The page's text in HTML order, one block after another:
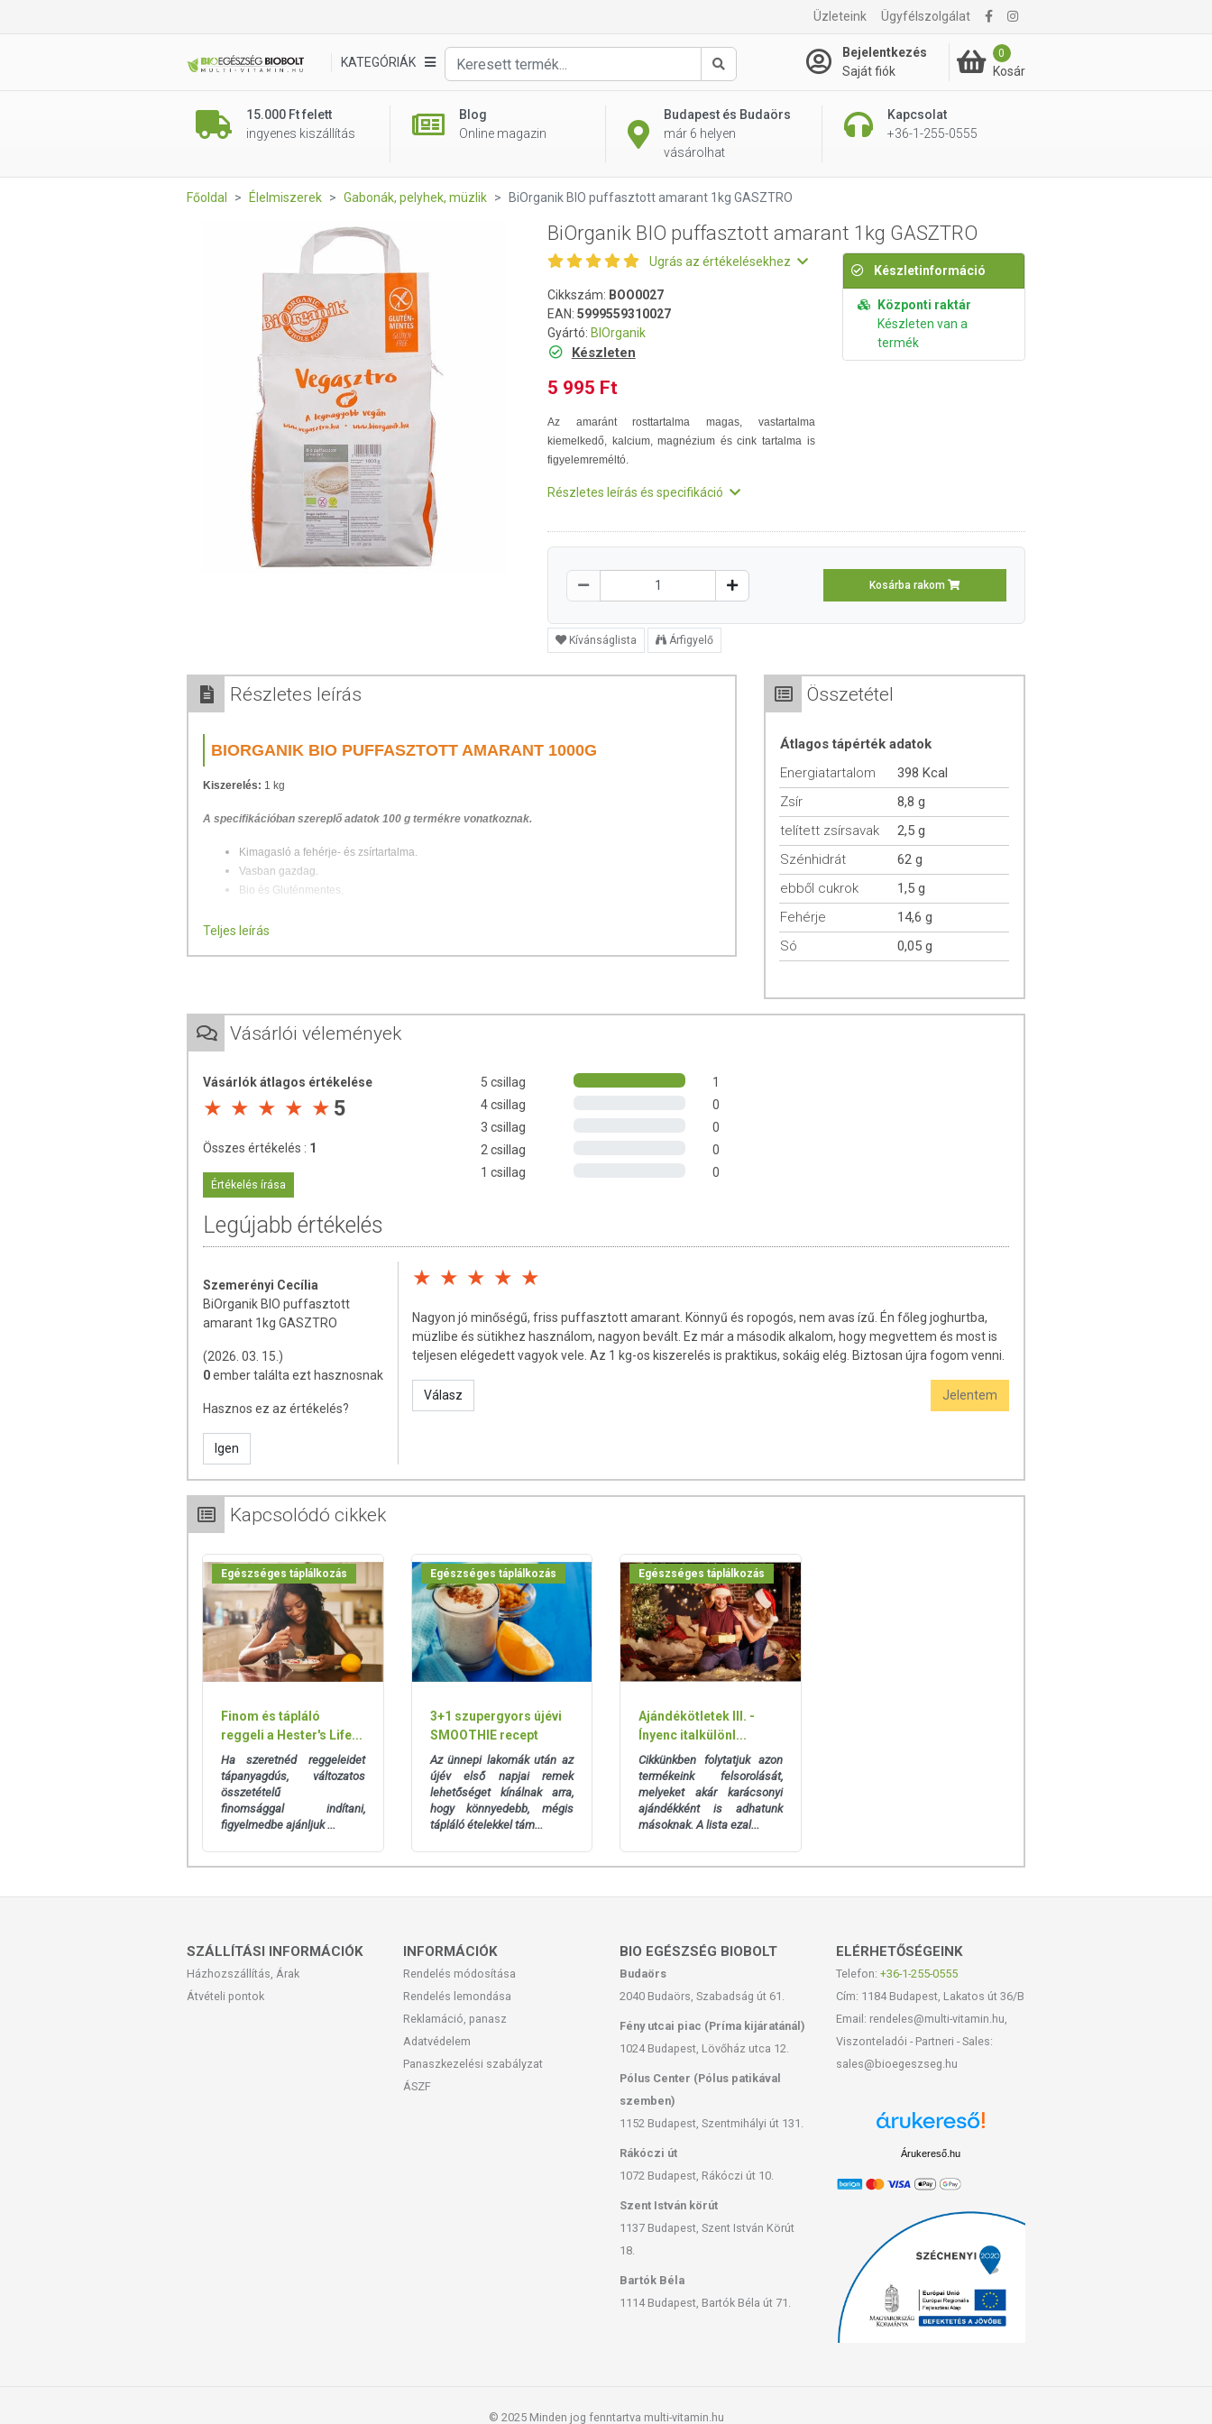
Üzleteink Ügyfélszolgálat
KATEGÓRIÁK
Keresés
Bejelentkezés
Saját fiók
0
Kosár
15.000 Ft felett
ingyenes kiszállítás
Blog
Online magazin
Budapest és Budaörs
már 6 helyen
vásárolhat
Kapcsolat
+36-1-255-0555
5 995 Ft Kosárba rakom
Főoldal Élelmiszerek Gabonák, pelyhek, müzlik BiOrganik BIO puffasztott amarant 1kg GASZTRO
BiOrganik BIO puffasztott amarant 1kg GASZTRO
Ugrás az értékelésekhez
Cikkszám: BOO0027
EAN: 5999559310027
Gyártó: BIOrganik
Készleten
5 995 Ft
Az amaránt rosttartalma magas, vastartalma
kiemelkedő, kalcium, magnézium és cink tartalma is
figyelemreméltó.
Részletes leírás és specifikáció
Készletinformáció
Központi raktár
Készleten van a
termék
Kosárba rakom
Kívánságlista Árfigyelő
Részletes leírás
BIORGANIK BIO PUFFASZTOTT AMARANT 1000G
Kiszerelés: 1 kg
A specifikációban szereplő adatok 100 g termékre vonatkoznak.
Kimagasló a fehérje- és zsírtartalma.
Vasban gazdag.
Bio és Gluténmentes.
Dél-Amerikából származó álgabona, amelyet már többezer évvel ezelőtt is ismertek és termesztettek, de
JELENTŐSÉG, HATÁSOK
Az amarant szénhidráttartalma alacsonyabb, fehérje- és zsírtartalma pedig magasabb
tartalmaz nagy mennyiségben, ami a többi gabona mellett különlegessé és hasznossá teszi.
Azsírsavakközül a többszörösen telítetlenek dominálnak.
Rosttartalma magas, ami segíti az emésztést és lassítja a szénhidrátok vércukorszint-emelő hatását,
FELHASZNÁLÁS
Fogyaszthatjuk müzlibe keverve vagy készíthetünk belőle süteményt, kekszet, energiaszeletet.
Panírozáshoz, töltelékek készítéséhez is használható.
ÖSSZETÉTEL
Összetevők:*bio puffasztott amarant
*= Ellenőrzött Ökológiai Gazdálkodásból HU-ÖKO-01
Tápanyagtartalom (100 g-ban):
amelyből telített zsírsavak: 2,5 g
amelyből cukor: 1,5 g
Fehérje: 14,6 g
Só: 0,05 g
TOVÁBBI TUDNIVALÓK
Tárolás:Száraz, hűvös helyen tartandó!
Származási ország:
Forgalmazó:
Az oldalunkon lévő adatokat folyamatosan frissítjük, törekszünk arra, hogy naprakészek legyenek.
Szeretnénk felhívni azonban a figyelmet, hogy ennek ellenére a webshopon szereplő adatok (beleértve a
termékfotókat, tápérték-, összetétel-, és allergén információkat is) csak tájékoztató jellegűek, a tényleges
értékek eltérhetnek az élelmiszerek természetéből adódóan. A friss, aktuális információkat a termékek
csomagolásán találják meg.
Teljes leírás
Összetétel
Átlagos tápérték adatok
Energiatartalom
398 Kcal
Zsír
8,8 g
telített zsírsavak
2,5 g
Szénhidrát
62 g
ebből cukrok
1,5 g
Fehérje
14,6 g
Só
0,05 g
Vásárlói vélemények
Vásárlók átlagos értékelése
5
Összes értékelés : 1
Értékelés írása
5 csillag
1
4 csillag
0
3 csillag
0
2 csillag
0
1 csillag
0
Legújabb értékelés
Szemerényi Cecília
BiOrganik BIO puffasztott
amarant 1kg GASZTRO
(2026. 03. 15.)
0ember találta ezt hasznosnak
Hasznos ez az értékelés?
Igen
Nagyon jó minőségű, friss puffasztott amarant. Könnyű és ropogós, nem avas ízű. Én főleg joghurtba,
müzlibe és sütikhez használom, nagyon bevált. Ez már a második alkalom, hogy megvettem és most is
teljesen elégedett vagyok vele. Az 1 kg-os kiszerelés is praktikus, sokáig elég. Biztosan újra fogom venni.
Válasz Jelentem
Kapcsolódó cikkek
Egészséges táplálkozás
Finom és tápláló
reggeli a Hester's Life...
Ha szeretnéd reggeleidet
tápanyagdús, változatos
összetételű
finomsággal indítani,
figyelmedbe ajánljuk ...
Egészséges táplálkozás
3+1 szupergyors újévi
SMOOTHIE recept
Az ünnepi lakomák után az
újév első napjai remek
lehetőséget kínálnak arra,
hogy könnyedebb, mégis
tápláló ételekkel tám...
Egészséges táplálkozás
Ajándékötletek III. -
Ínyenc italkülönl...
Cikkünkben folytatjuk azon
termékeink felsorolását,
melyeket akár karácsonyi
ajándékként is adhatunk
másoknak. A lista ezal...
SZÁLLÍTÁSI INFORMÁCIÓK
Házhozszállítás, Árak
Átvételi pontok
INFORMÁCIÓK
Rendelés módosítása
Rendelés lemondása
Reklamáció, panasz
Adatvédelem
Panaszkezelési szabályzat
ÁSZF
BIO EGÉSZSÉG BIOBOLT
Budaörs
2040 Budaörs, Szabadság út 61.
Fény utcai piac (Príma kijáratánál)
1024 Budapest, Lövőház utca 12.
Pólus Center (Pólus patikával
szemben)
1152 Budapest, Szentmihályi út 131.
Rákóczi út
1072 Budapest, Rákóczi út 10.
Szent István körút
1137 Budapest, Szent István Körút
18.
Bartók Béla
1114 Budapest, Bartók Béla út 71.
ELÉRHETŐSÉGEINK
Telefon: +36-1-255-0555
Cím: 1184 Budapest, Lakatos út 36/B
Email: rendeles@multi-vitamin.hu,
Viszonteladói - Partneri - Sales:
sales@bioegeszseg.hu
Árukereső.hu
© 2025 Minden jog fenntartva multi-vitamin.hu